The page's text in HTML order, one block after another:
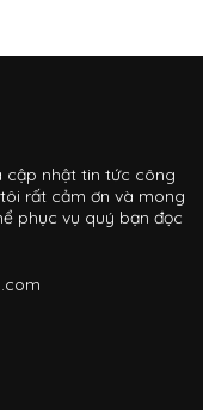
cập nhật tin tức công
rất cảm ơn và mong
phục vụ quý bạn đọc